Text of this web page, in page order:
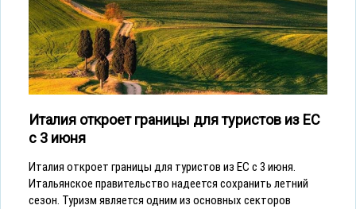
Италия откроет границы для туристов из ЕС
с 3 июня
Италия откроет границы для туристов из ЕС с 3 июня.
Итальянское правительство надеется сохранить летний
сезон. Туризм является одним из основных секторов